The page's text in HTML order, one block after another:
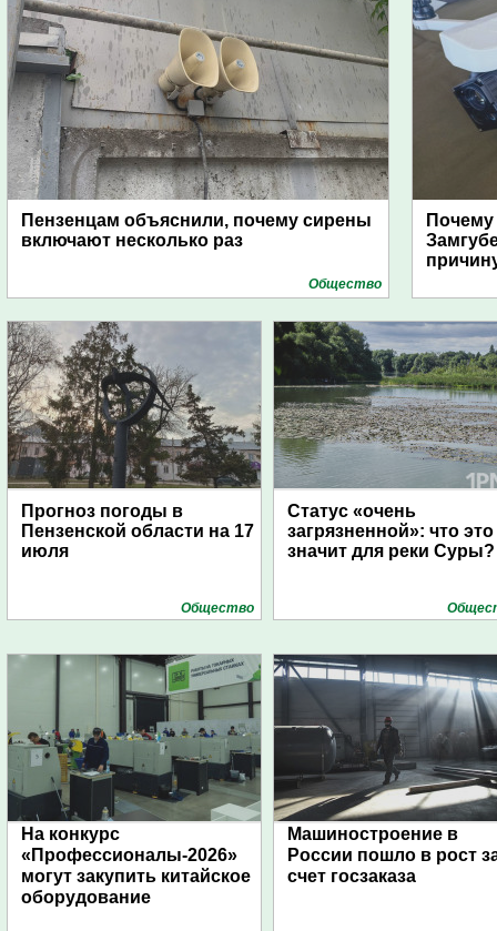
Пензенцам объяснили, почему сирены
включают несколько раз
Общество
Прогноз погоды в
Пензенской области на 17
июля
Общество
Статус «очень
загрязненной»: что это
значит для реки Суры?
На конкурс
«Профессионалы-2026»
могут закупить китайское
оборудование
Машиностроение в
России пошло в рост
счет госзаказа